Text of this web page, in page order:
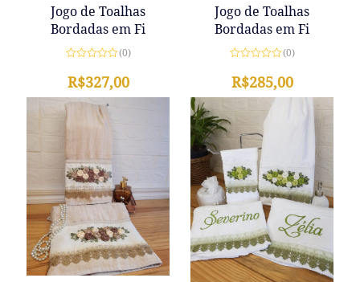
Jogo de Toalhas
Bordadas em Fi
0
de
5
(0)
R$327,00
Jogo de Toalhas
Bordadas em Fi
0
de
5
(0)
R$285,00